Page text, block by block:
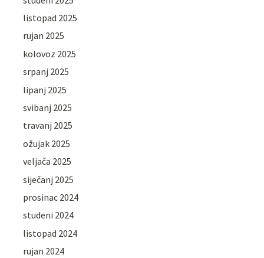
listopad 2025
rujan 2025
kolovoz 2025
srpanj 2025
lipanj 2025
svibanj 2025
travanj 2025
ožujak 2025
veljača 2025
siječanj 2025
prosinac 2024
studeni 2024
listopad 2024
rujan 2024